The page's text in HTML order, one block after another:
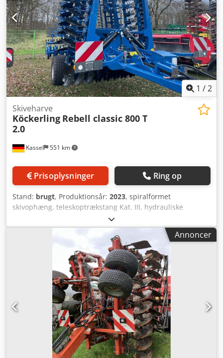
1 /2
Kassel 551 km
Skiveharve
Köckerling Rebell classic 800 T
2.0
Prisoplysninger Ring op
Stand: brugt, Produktionsår: 2023, spiralformet
skivophæng, teleskoptrækstang Kat. III, hydrauliske
trykluftbremser / efterharve, DSTS-valse, belysning,
godkendelsesattest til driftstilladelse / Dksdper Nxy Nofx
Annoncer